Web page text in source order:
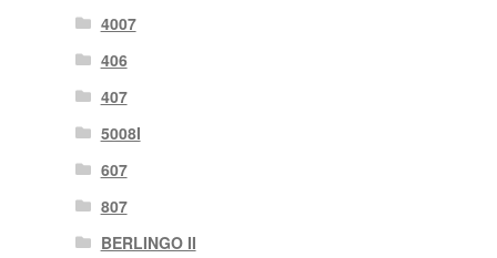
4007
406
407
5008I
607
807
BERLINGO II